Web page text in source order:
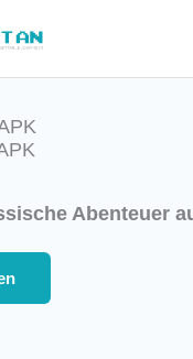
Abenteuer